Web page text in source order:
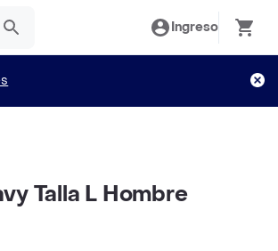
Ingreso
Talla L Hombre